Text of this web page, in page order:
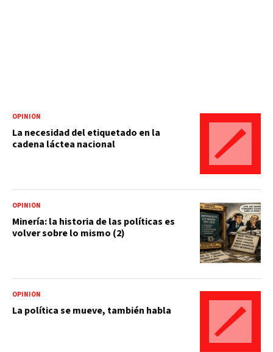
OPINIÓN
La necesidad del etiquetado en la
cadena láctea nacional
OPINIÓN
Minería: la historia de las políticas es
volver sobre lo mismo (2)
OPINIÓN
La política se mueve, también habla